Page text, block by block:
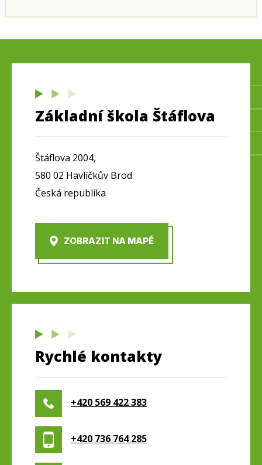
Základní škola Štáflova
Štáflova 2004,
580 02 Havlíčkův Brod
Česká republika
ZOBRAZIT NA MAPĚ
Rychlé kontakty
+420 569 422 383
+420 736 764 285